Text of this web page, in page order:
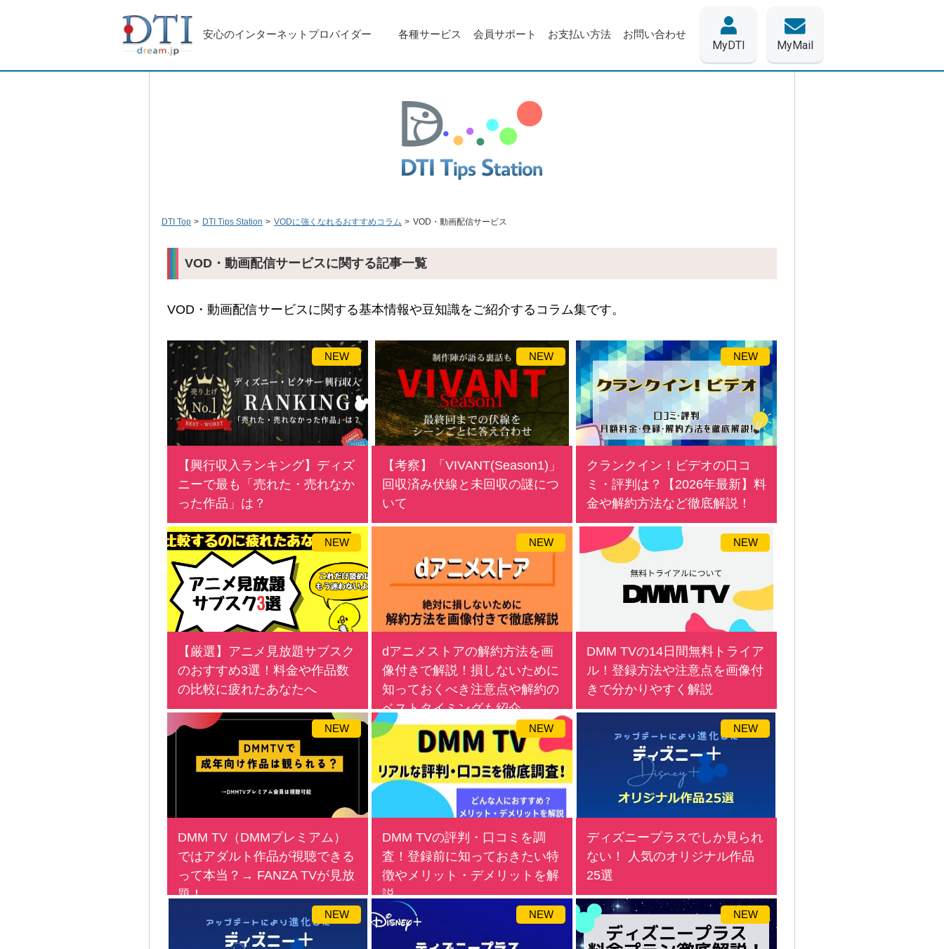
安心のインターネットプロバイダー 各種サービス 会員サポート お支払い方法 お問い合わせ
MyDTI MyMail
DTI Top DTI Tips Station VODに強くなれるおすすめコラム VOD・動画配信サービス
VOD・動画配信サービスに関する記事一覧
VOD・動画配信サービスに関する基本情報や豆知識をご紹介するコラム集です。
NEW
【興行収入ランキング】ディズ
ニーで最も「売れた・売れなか
った作品」は？
NEW
【考察】「VIVANT(Season1)」
回収済み伏線と未回収の謎につ
いて
NEW
クランクイン！ビデオの口コ
ミ・評判は？【2026年最新】料
金や解約方法など徹底解説！
NEW
【厳選】アニメ見放題サブスク
のおすすめ3選！料金や作品数
の比較に疲れたあなたへ
NEW
dアニメストアの解約方法を画
像付きで解説！損しないために
知っておくべき注意点や解約の
ベストタイミングも紹介
NEW
DMM TVの14日間無料トライア
ル！登録方法や注意点を画像付
きで分かりやすく解説
NEW
DMM TV（DMMプレミアム）
ではアダルト作品が視聴できる
って本当？→ FANZA TVが見放
題！
NEW
DMM TVの評判・口コミを調
査！登録前に知っておきたい特
徴やメリット・デメリットを解
説
NEW
ディズニープラスでしか見られ
ない！ 人気のオリジナル作品
25選
NEW NEW NEW